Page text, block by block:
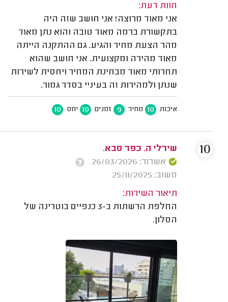
חוות דעת:
אני מאוד מרוצה! אני חושב שזה היה
בתקשורת ברמה מאוד טובה והוא נתן מאוד
מהר הצעת מחיר והגיע. גם ההתקנה הייתה
מאוד מהירה ומקצועית. אני חושב שהוא
תחרותי מאוד מבחינת המחיר ויחסית לשירות
שנתן ולמהירות זה בעיניי בסדר גמור.
איכות 10 מחיר 9 זמנים 10 יחס 10
שירלי ה. כפר סבא.
אשרור: 26/03/2026
משוב: 25/11/2025
תיאור השירות:
החלפת הרשתות ב-3 כנפיים בוטרינה של
הסלון.
10